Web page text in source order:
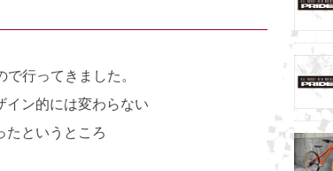
行ってきました。
ン的には変わらない
たというところ